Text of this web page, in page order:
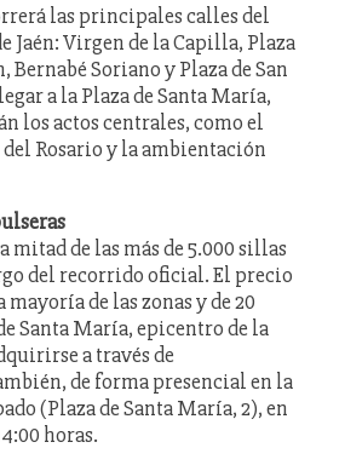
las principales calles del
Jaén: Virgen de la Capilla, Plaza
Soriano y Plaza de San
a la Plaza de Santa María,
los actos centrales, como el
Rosario y la ambientación
mitad de las más de 5.000 sillas
del recorrido oficial. El precio
mayoría de las zonas y de 20
Santa María, epicentro de la
a través de
de forma presencial en la
(Plaza de Santa María, 2), en
horas.